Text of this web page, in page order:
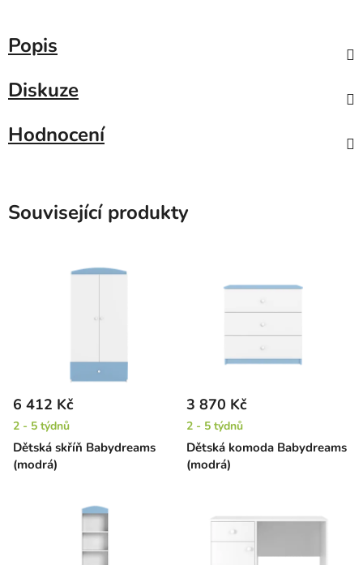
Popis
Diskuze
Hodnocení
Související produkty
Dětská skříň Babydreams
(modrá)
6 412 Kč
2 - 5 týdnů
Dětská komoda Babydreams
(modrá)
3 870 Kč
2 - 5 týdnů